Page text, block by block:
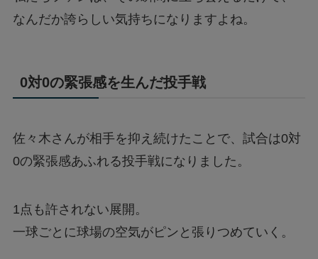
なんだか誇らしい気持ちになりますよね。
0対0の緊張感を生んだ投手戦
佐々木さんが相手を抑え続けたことで、試合は0対
0の緊張感あふれる投手戦になりました。
1点も許されない展開。
一球ごとに球場の空気がピンと張りつめていく。